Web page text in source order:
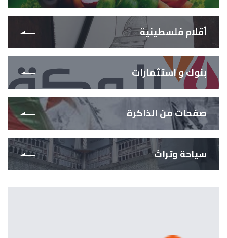
أقلام فلسطينية
بنوك و استثمارات
صفحات من الذاكرة
سياحة وتراث